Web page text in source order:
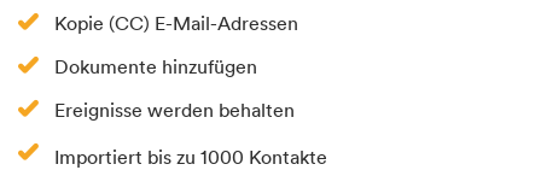
Kopie (CC) E-Mail-Adressen
Dokumente hinzufügen
Ereignisse werden behalten
Importiert bis zu 1000 Kontakte